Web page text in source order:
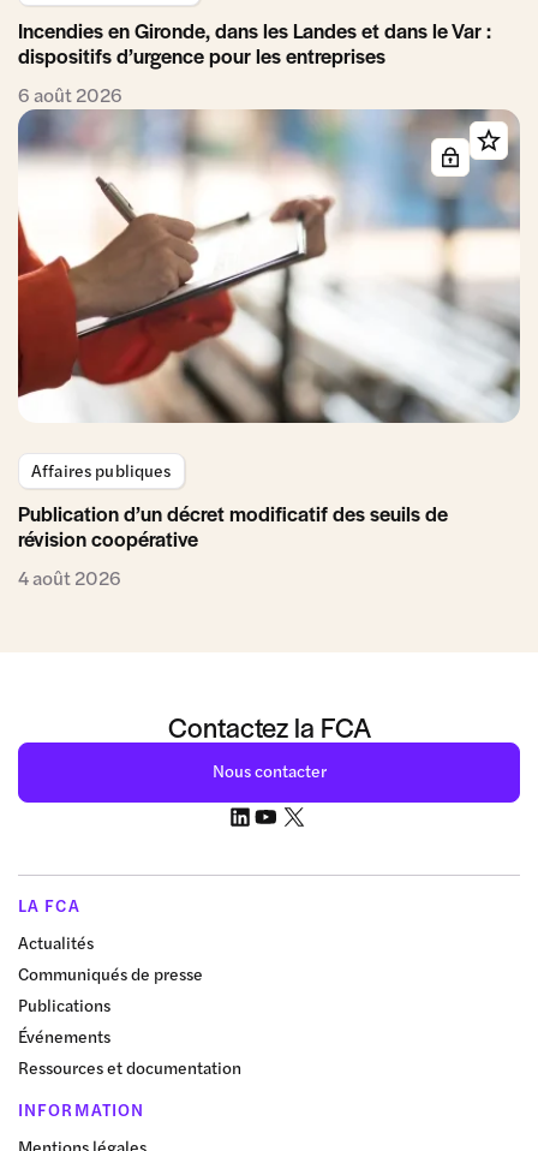
Incendies en Gironde, dans les Landes et dans le Var :
dispositifs d’urgence pour les entreprises
6 août 2026
Affaires publiques
Publication d’un décret modificatif des seuils de
révision coopérative
4 août 2026
Contactez la FCA
Nous contacter
LA FCA
Actualités
Communiqués de presse
Publications
Événements
Ressources et documentation
INFORMATION
Mentions légales